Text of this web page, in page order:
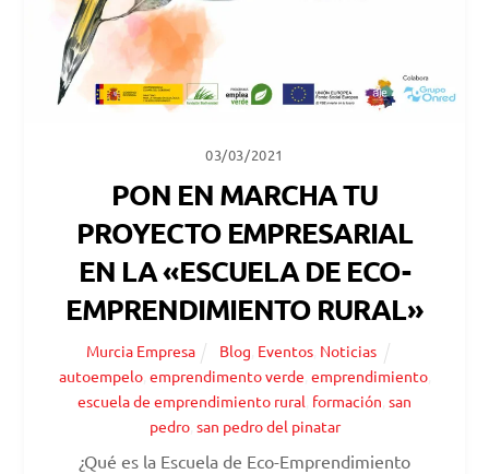
03/03/2021
PON EN MARCHA TU
PROYECTO EMPRESARIAL
EN LA «ESCUELA DE ECO-
EMPRENDIMIENTO RURAL»
Murcia Empresa Blog Eventos, Noticias
autoempelo, emprendimento verde emprendimiento,
escuela de emprendimiento rural formación san
pedro, san pedro del pinatar
¿Qué es la Escuela de Eco-Emprendimiento